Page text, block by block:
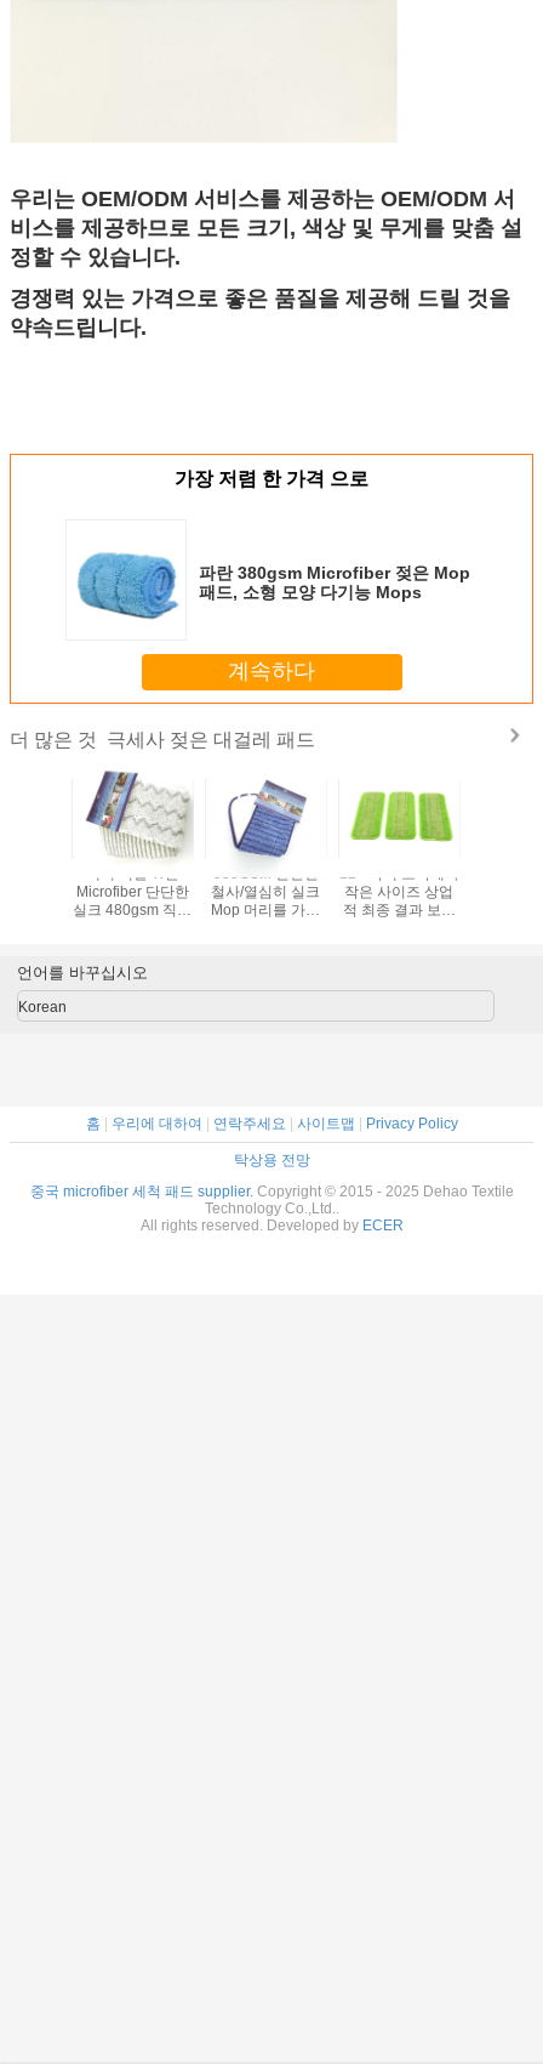
우리는 OEM/ODM 서비스를 제공하는 OEM/ODM 서
비스를 제공하므로 모든 크기, 색상 및 무게를 맞춤 설
정할 수 있습니다.
경쟁력 있는 가격으로 좋은 품질을 제공해 드릴 것을
약속드립니다.
가장 저렴 한 가격 으로
파란 380gsm Microfiber 젖은 Mop
패드, 소형 모양 다기능 Mops
계속하다
더 많은 것 극세사 젖은 대걸레 패드
니다
백색 색깔 W는
Microfiber 단단한
실크 480gsm 직물
다
550GSM 단단한
철사/열심히 실크
Mop 머리를 가진
12 " 녹색 초극세사
작은 사이즈 상업
적 최종 결과 보나
언어를 바꾸십시오
Korean
홈 | 우리에 대하여 | 연락주세요 | 사이트맵 | Privacy Policy
탁상용 전망
중국 microfiber 세척 패드 supplier. Copyright © 2015 - 2025 Dehao Textile
Technology Co.,Ltd..
All rights reserved. Developed by ECER